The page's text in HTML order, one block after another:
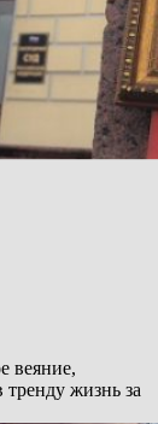
веяние,
жизнь за